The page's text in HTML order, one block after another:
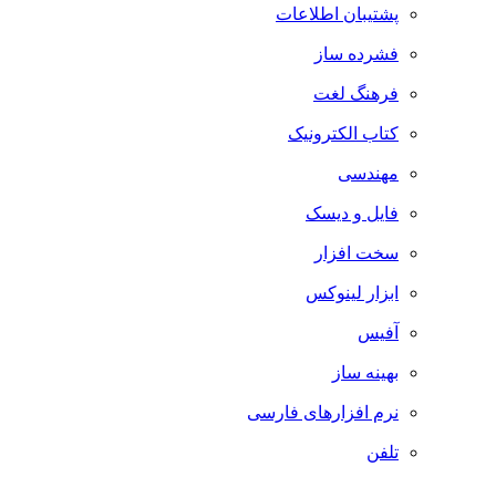
پشتیبان اطلاعات
فشرده ساز
فرهنگ لغت
کتاب الکترونیک
مهندسی
فایل و دیسک
سخت افزار
ابزار لینوکس
آفیس
بهینه ساز
نرم افزارهای فارسی
تلفن